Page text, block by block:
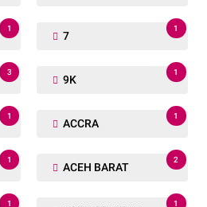
1
7
1
3
9K
1
1
ACCRA
1
1
ACEH BARAT
2
1 1